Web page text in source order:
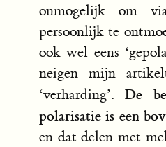
onmogelijk om
persoonlijk te
ook wel eens
neigen mijn
‘verharding’. De
polarisatie is een
en dat delen met